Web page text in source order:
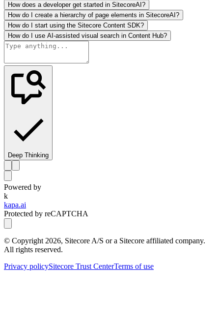
How does a developer get started in SitecoreAI?
How do I create a hierarchy of page elements in SitecoreAI?
How do I start using the Sitecore Content SDK?
How do I use AI-assisted visual search in Content Hub?
Deep Thinking
Powered by
k
kapa.ai
Protected by reCAPTCHA
© Copyright 2026, Sitecore A/S or a Sitecore affiliated company.
All rights reserved.
Privacy policySitecore Trust CenterTerms of use